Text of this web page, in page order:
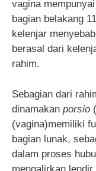
vagina
bagian belakang
kelenjar
berasal dari
rahim.
Sebagian dari
dinamakan porsio
(vagina)memiliki
bagian lunak,
dalam proses
mengalirkan